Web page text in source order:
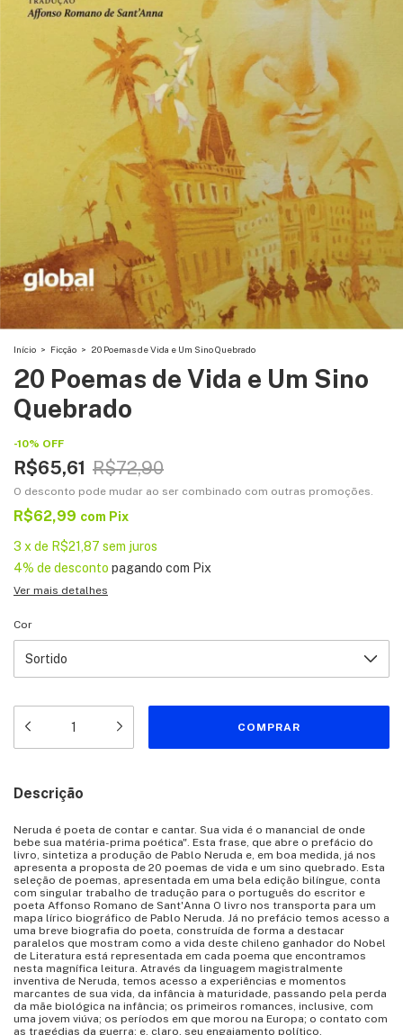
Início > Ficção > 20 Poemas de Vida e Um Sino Quebrado
20 Poemas de Vida e Um Sino
Quebrado
-10% OFF
R$65,61 R$72,90
O desconto pode mudar ao ser combinado com outras promoções.
R$62,99 com Pix
3 x de R$21,87 sem juros
4% de desconto pagando com Pix
Ver mais detalhes
Cor
Descrição
Neruda é poeta de contar e cantar. Sua vida é o manancial de onde
bebe sua matéria-prima poética". Esta frase, que abre o prefácio do
livro, sintetiza a produção de Pablo Neruda e, em boa medida, já nos
apresenta a proposta de 20 poemas de vida e um sino quebrado. Esta
seleção de poemas, apresentada em uma bela edição bilíngue, conta
com singular trabalho de tradução para o português do escritor e
poeta Affonso Romano de Sant'Anna O livro nos transporta para um
mapa lírico biográfico de Pablo Neruda. Já no prefácio temos acesso a
uma breve biografia do poeta, construída de forma a destacar
paralelos que mostram como a vida deste chileno ganhador do Nobel
de Literatura está representada em cada poema que encontramos
nesta magnífica leitura. Através da linguagem magistralmente
inventiva de Neruda, temos acesso a experiências e momentos
marcantes de sua vida, da infância à maturidade, passando pela perda
da mãe biológica na infância; os primeiros romances, inclusive, com
uma jovem viúva; os períodos em que morou na Europa; o contato com
as tragédias da guerra; e, claro, seu engajamento político.